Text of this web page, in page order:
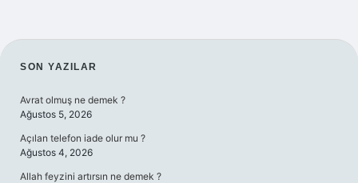
SIDEBAR
SON YAZILAR
Avrat olmuş ne demek ?
Ağustos 5, 2026
Açılan telefon iade olur mu ?
Ağustos 4, 2026
Allah feyzini artırsın ne demek ?